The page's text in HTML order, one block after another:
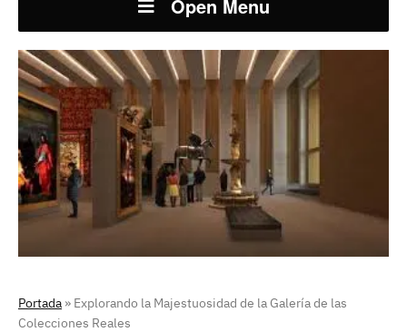
Open Menu
Portada » Explorando la Majestuosidad de la Galería de las
Colecciones Reales